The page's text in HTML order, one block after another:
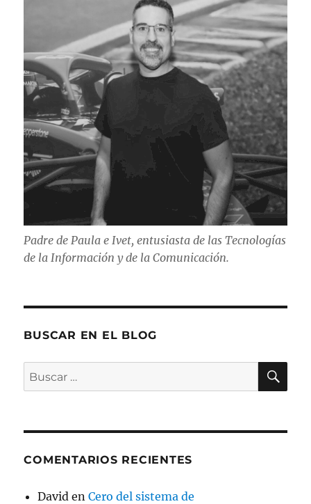
Padre de Paula e Ivet, entusiasta de las Tecnologías
de la Información y de la Comunicación.
BUSCAR EN EL BLOG
Buscar
por:
COMENTARIOS RECIENTES
David enCero del sistema de